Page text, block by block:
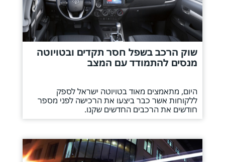
שוק הרכב בשפל חסר תקדים ובטויוטה
מנסים להתמודד עם המצב
היום, מתאמצים מאוד בטויוטה ישראל לספק
ללקוחות אשר כבר ביצעו את הרכישה לפני מספר
חודשים את הרכבים החדשים שקנו.